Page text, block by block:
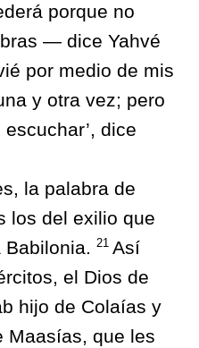
porque no
— dice Yahvé
por medio de mis
y otra vez; pero
dice
la palabra de
los del exilio que
21 Así
el Dios de
hijo de Colaías y
Maasías, que les